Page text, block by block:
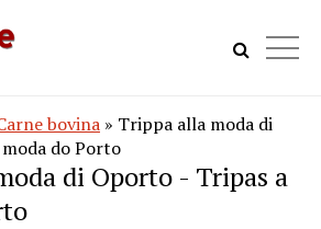
bovina » Trippa alla moda di
do Porto
di Oporto - Tripas a